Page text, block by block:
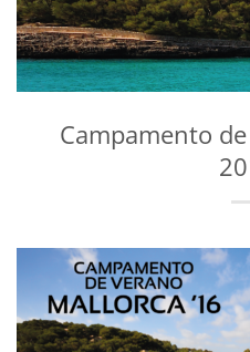
Campamento